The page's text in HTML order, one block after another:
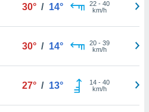
30° / 14° 22- 40
km/h
30° / 14° 20- 39
km/h
27° / 13° 14- 40
km/h